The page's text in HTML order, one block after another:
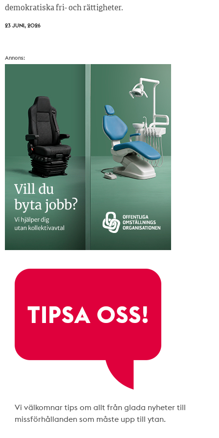
demokratiska fri- och rättigheter.
23 JUNI, 2026
Annons:
Vi välkomnar tips om allt från glada nyheter till
missförhållanden som måste upp till ytan.